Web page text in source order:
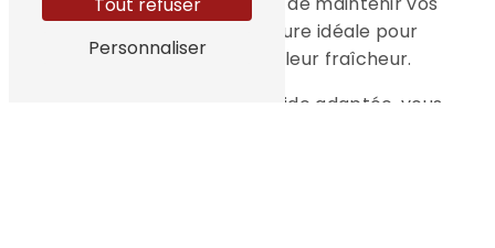
produits à la température idéale pour
assurer leur qualité et leur fraîcheur.
Grâce à une chambre froide adaptée, vous
Personnaliser